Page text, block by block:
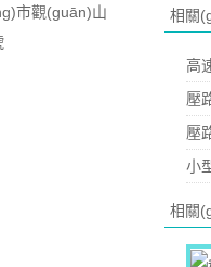
市觀(guān)山
相關
高
壓
壓
小
相關